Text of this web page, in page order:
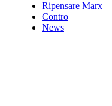
Ripensare Marx
Contro
News